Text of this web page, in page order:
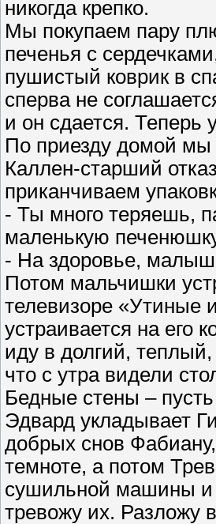
никогда крепко.
Мы покупаем пару
печенья с
пушистый коврик в
сперва не
и он сдается. Теперь
По приезду домой мы
Каллен-старший
приканчиваем
- Ты много теряешь,
маленькую
- На здоровье,
Потом мальчишки
телевизоре «Утиные
устраивается на его
иду в долгий,
что с утра видели
Бедные стены –
Эдвард укладывает
добрых снов
темноте, а потом
сушильной машины и
тревожу их. Разложу